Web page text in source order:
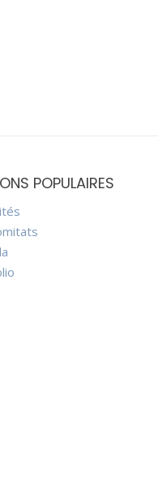
POPULAIRES